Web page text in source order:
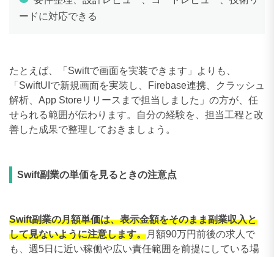
210〜219万円
240〜249万円 0件
250〜259万円 0件
260〜269万円 0件
300〜309万円 0件
ードに対応できる
たとえば、「Swiftで画面を実装できます」よりも、
「SwiftUIで新規画面を実装し、Firebase連携、クラッシュ
解析、App Storeリリースまで担当しました」の方が、任
せられる範囲が伝わります。自分の経験を、担当工程と改
善した成果で整理しておきましょう。
Swift副業の単価を見るときの注意点
Swift副業の月額単価は、表示金額をそのまま副業収入と
して見ないように注意します。月額90万円前後の求人で
も、週5日に近い稼働や広い責任範囲を前提にしている場